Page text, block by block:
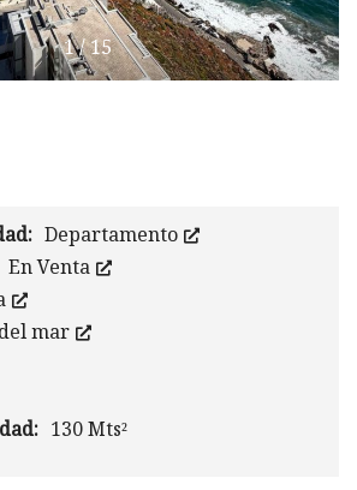
1/15
Departamento
En Venta
mar
130 Mts²